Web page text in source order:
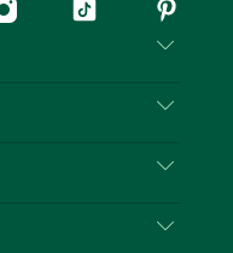
InstagramTikTok